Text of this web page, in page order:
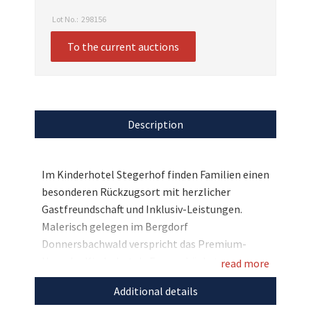
Lot No.: 298156
To the current auctions
Description
Im Kinderhotel Stegerhof finden Familien einen
besonderen Rückzugsort mit herzlicher
Gastfreundschaft und Inklusiv-Leistungen.
Malerisch gelegen im Bergdorf
Donnersbachwald verspricht das Premium-
Haus der Kinderhotels Europa höchste
Betreuungsqualität, garantierten Spaß,
Bewegung und Erholung für die ganze Familie.
read more
Additional details